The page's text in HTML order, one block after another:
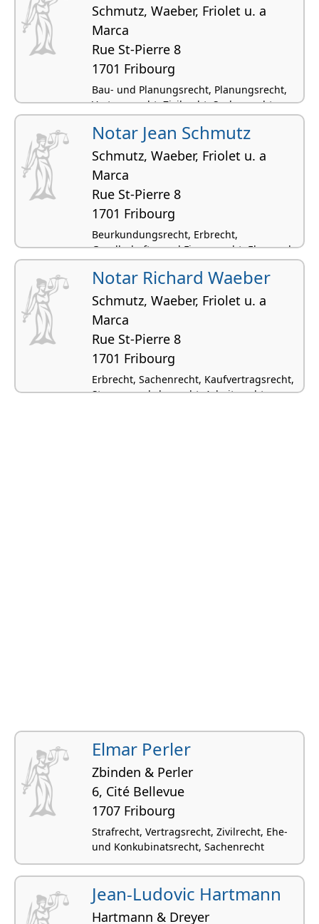
Schmutz, Waeber, Friolet u. a
Marca
Rue St-Pierre 8
1701 Fribourg
Bau- und Planungsrecht, Planungsrecht,
Vertragsrecht, Zivilrecht, Sachenrecht
Notar Jean Schmutz
Schmutz, Waeber, Friolet u. a
Marca
Rue St-Pierre 8
1701 Fribourg
Beurkundungsrecht, Erbrecht,
Gesellschafts- und Firmenrecht, Ehe- und
Konkubinatsrecht, Sachenrecht
Notar Richard Waeber
Schmutz, Waeber, Friolet u. a
Marca
Rue St-Pierre 8
1701 Fribourg
Erbrecht, Sachenrecht, Kaufvertragsrecht,
Strassenverkehrsrecht, Arbeitsrecht
Elmar Perler
Zbinden & Perler
6, Cité Bellevue
1707 Fribourg
Strafrecht, Vertragsrecht, Zivilrecht, Ehe-
und Konkubinatsrecht, Sachenrecht
Jean-Ludovic Hartmann
Hartmann & Dreyer